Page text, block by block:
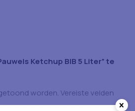
Ketchup BIB 5 Liter” te
worden.Vereiste velden